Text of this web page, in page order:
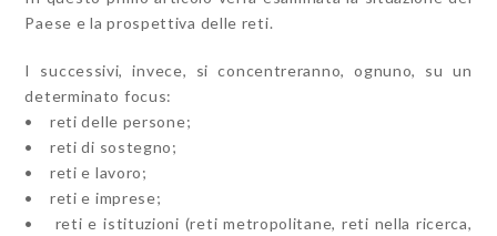
Paese e la prospettiva delle reti.
I successivi, invece, si concentreranno, ognuno, su un
determinato focus:
• reti delle persone;
• reti di sostegno;
• reti e lavoro;
• reti e imprese;
• reti e istituzioni (reti metropolitane, reti nella ricerca,